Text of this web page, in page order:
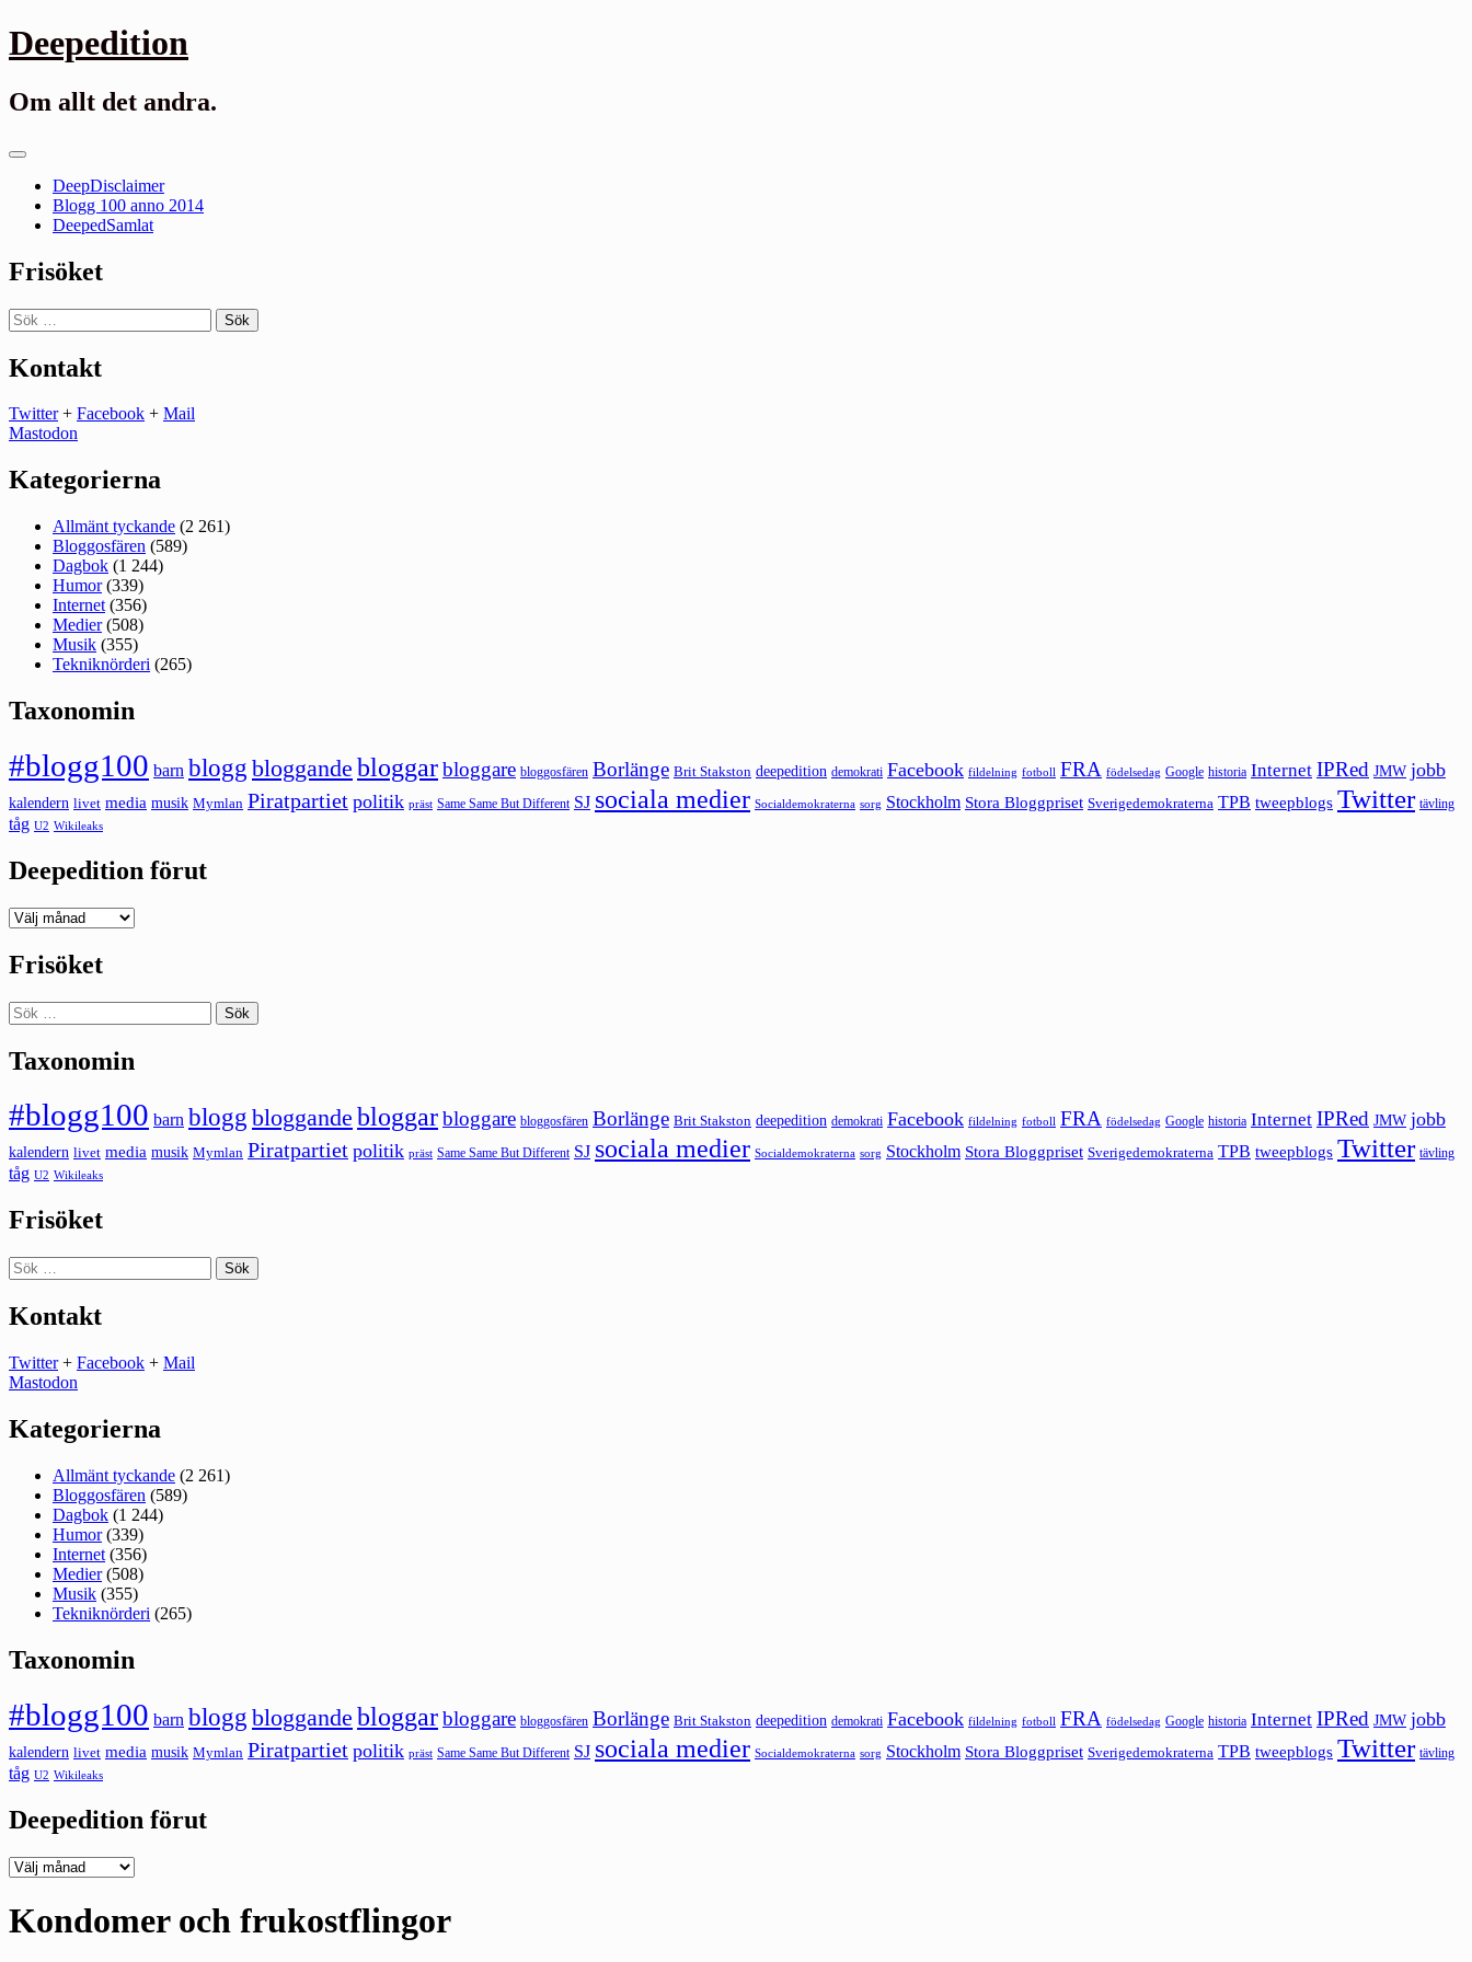
Gå
till
Deepedition
Om allt det andra.
Primär
DeepDisclaimer
Blogg 100 anno 2014
DeepedSamlat
Frisöket
Sök
efter:
Kontakt
Twitter+ Facebook + Mail
Mastodon
Kategorierna
Allmänt tyckande (2 261)
Bloggosfären (589)
Dagbok (1 244)
Humor(339)
Internet (356)
Medier(508)
Musik (355)
Tekniknörderi (265)
Taxonomin
#blogg100 barn blogg bloggande bloggarbloggare bloggosfären Borlänge Brit Stakston deepedition demokrati Facebook fildelning fotboll FRA födelsedag Google historia Internet IPRed JMW jobb
kalendern livet media musik Mymlan Piratpartiet politik präst Same Same But Different SJ sociala medier Socialdemokraterna sorg Stockholm Stora Bloggpriset Sverigedemokraterna TPB tweepblogs Twitter tävling
tåg U2 Wikileaks
Deepedition förut
Deepedition
Frisöket
Sök
efter:
Taxonomin
#blogg100 barn blogg bloggande bloggarbloggare bloggosfären Borlänge Brit Stakston deepedition demokrati Facebook fildelning fotboll FRA födelsedag Google historia Internet IPRed JMW jobb
kalendern livet media musik Mymlan Piratpartiet politik präst Same Same But Different SJ sociala medier Socialdemokraterna sorg Stockholm Stora Bloggpriset Sverigedemokraterna TPB tweepblogs Twitter tävling
tåg U2 Wikileaks
Frisöket
Sök
efter:
Kontakt
Twitter+ Facebook + Mail
Mastodon
Kategorierna
Allmänt tyckande (2 261)
Bloggosfären (589)
Dagbok (1 244)
Humor(339)
Internet (356)
Medier(508)
Musik (355)
Tekniknörderi (265)
Taxonomin
#blogg100 barn blogg bloggande bloggarbloggare bloggosfären Borlänge Brit Stakston deepedition demokrati Facebook fildelning fotboll FRA födelsedag Google historia Internet IPRed JMW jobb
kalendern livet media musik Mymlan Piratpartiet politik präst Same Same But Different SJ sociala medier Socialdemokraterna sorg Stockholm Stora Bloggpriset Sverigedemokraterna TPB tweepblogs Twitter tävling
tåg U2 Wikileaks
Deepedition förut
Deepedition
Kondomer och frukostflingor